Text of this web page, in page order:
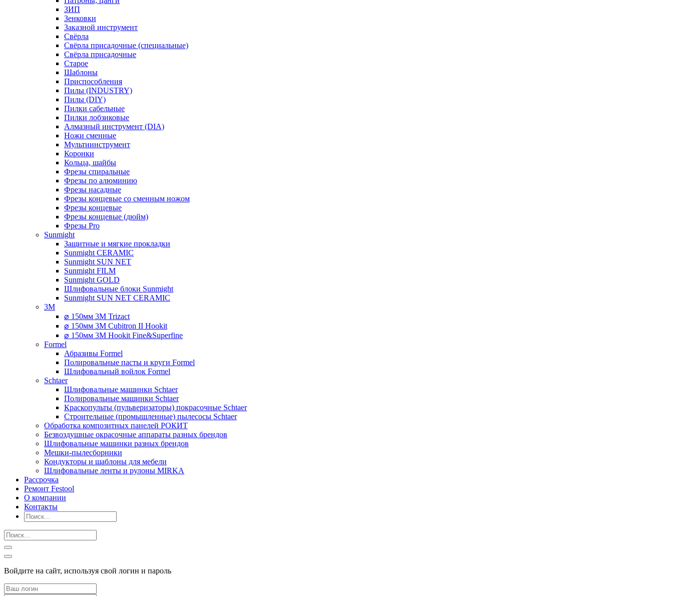
ЗИП
Зенковки
Заказной инструмент
Свёрла
Свёрла присадочные (специальные)
Свёрла присадочные
Старое
Шаблоны
Приспособления
Пилы (INDUSTRY)
Пилы (DIY)
Пилки сабельные
Пилки лобзиковые
Алмазный инструмент (DIA)
Ножи сменные
Мультиинструмент
Коронки
Кольца, шайбы
Фрезы спиральные
Фрезы по алюминию
Фрезы насадные
Фрезы концевые со сменным ножом
Фрезы концевые
Фрезы концевые (дюйм)
Фрезы Pro
Sunmight
Защитные и мягкие прокладки
Sunmight CERAMIC
Sunmight SUN NET
Sunmight FILM
Sunmight GOLD
Шлифовальные блоки Sunmight
Sunmight SUN NET CERAMIC
3M
⌀ 150мм 3M Trizact
⌀ 150мм 3M Cubitron II Hookit
⌀ 150мм 3M Hookit Fine&Superfine
Formel
Абразивы Formel
Полировальные пасты и круги Formel
Шлифовальный войлок Formel
Schtaer
Шлифовальные машинки Schtaer
Полировальные машинки Schtaer
Краскопульты (пульверизаторы) покрасочные Schtaer
Строительные (промышленные) пылесосы Schtaer
Обработка композитных панелей РОКИТ
Безвоздушные окрасочные аппараты разных брендов
Шлифовальные машинки разных брендов
Мешки-пылесборники
Кондукторы и шаблоны для мебели
Шлифовальные ленты и рулоны MIRKA
Рассрочка
Ремонт Festool
О компании
Контакты
Войдите на сайт, используя свой логин и пароль